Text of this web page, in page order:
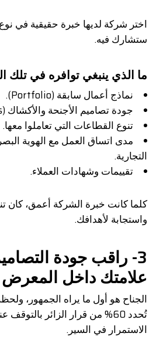
اختر شركة لديها خبرة حقيقية في
ستشارك فيه.
ما الذي ينبغي توافره في تلك
نماذج أعمال سابقة (Portfolio).
جودة تصاميم الأجنحة والأكشاك (Booths).
تنوع القطاعات التي تعاملوا معها.
مدى اتساق العمل مع الهوية
التجارية.
تقييمات وشهادات العملاء.
كلما كانت خبرة الشركة أعمق، كان
واستجابة لأهدافك.
3- راقب جودة
علامتك داخل المعرض
الجناح هو أول ما يراه الجمهور،
تُحدد 60% من قرار الزائر
الاستمرار في السير.